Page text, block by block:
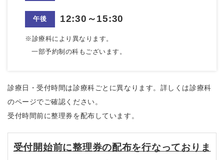
午後 12:30～15:30
※診療科により異なります。
一部予約制の科もございます。
診療日・受付時間は診療科ごとに異なります。詳しくは診療科
のページでご確認ください。
受付時間前に整理券を配布しています。
受付開始前に整理券の配布を行なっておりま